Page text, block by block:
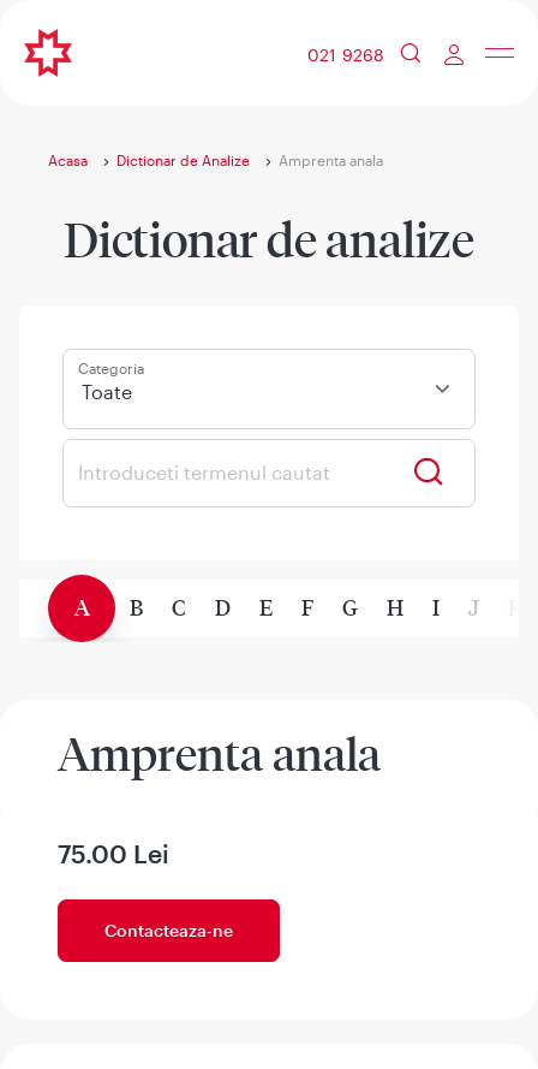
021 9268
Acasa Dictionar de Analize Amprenta anala
Dictionar de analize
Categoria
Toate
A B C D E F G H I J
Amprenta anala
75.00 Lei
Contacteaza-ne